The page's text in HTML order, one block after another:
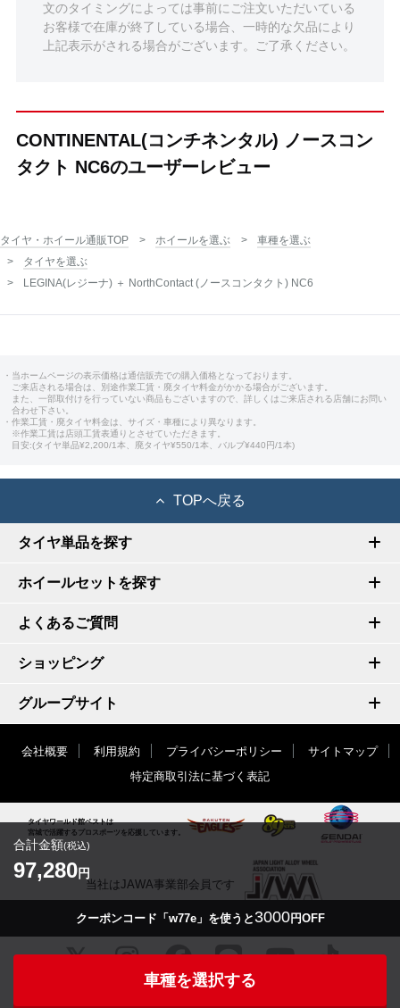
文のタイミングによっては事前にご注文いただいている
お客様で在庫が終了している場合、一時的な欠品により
上記表示がされる場合がございます。ご了承ください。
CONTINENTAL(コンチネンタル) ノースコン
タクト NC6のユーザーレビュー
合計金額(税込)
97,280円
クーポンコード「w77e」を使うと 3000円OFF
車種を選択する
タイヤ・ホイール通販TOP ホイールを選ぶ
車種を選ぶ
タイヤを選ぶ
LEGINA(レジーナ) ＋ NorthContact (ノースコンタクト) NC6
・当ホームページの表示価格は通信販売での購入価格となっております。
ご来店される場合は、別途作業工賃・廃タイヤ料金がかかる場合がございます。
また、一部取付けを行っていない商品もございますので、詳しくはご来店される店舗にお問い
合わせ下さい。
・作業工賃・廃タイヤ料金は、サイズ・車種により異なります。
※作業工賃は店頭工賃表通りとさせていただきます。
目安:(タイヤ単品¥2,200/1本、廃タイヤ¥550/1本、バルブ¥440円/1本)
TOPへ戻る
タイヤ単品を探す
ホイールセットを探す
よくあるご質問
ショッピング
グループサイト
会社概要 利用規約 プライバシーポリシー
サイトマップ
特定商取引法に基づく表記
タイヤワールド館ベストは
宮城で活躍するプロスポーツを応援しています。
当社はJAWA事業部会員です